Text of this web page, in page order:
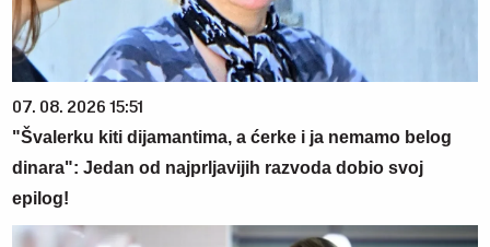
07. 08. 2026 15:51
"Švalerku kiti dijamantima, a ćerke i ja nemamo belog
dinara": Jedan od najprljavijih razvoda dobio svoj
epilog!